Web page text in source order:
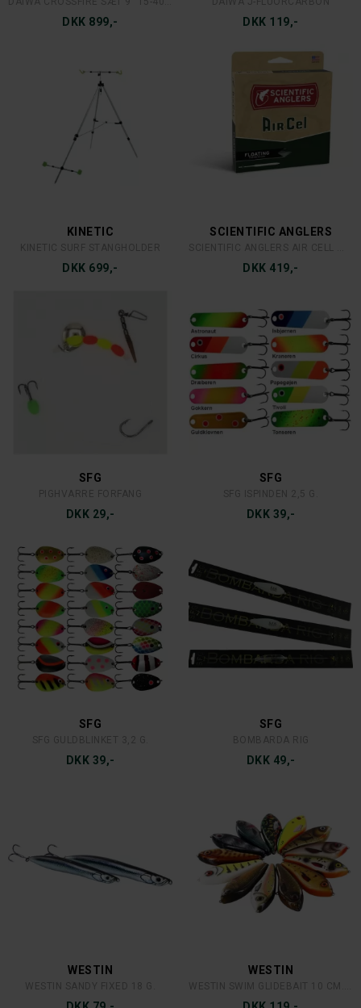
DKK 899,- DKK 119,-
KINETIC
DKK 699,-
SCIENTIFIC ANGLERS
DKK 419,-
SFG
DKK 29,-
SFG
DKK 39,-
SFG
DKK 39,-
SFG
DKK 49,-
WESTIN WESTIN